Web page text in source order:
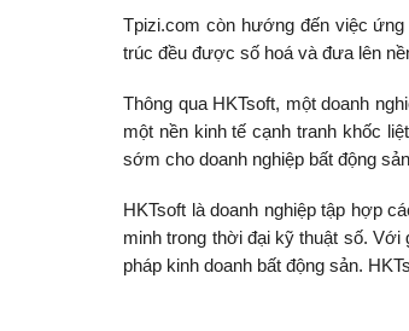
Tpizi.com còn hướng đến việc
trúc đều được số hoá và đưa lên
Thông qua HKTsoft, một doanh
một nền kinh tế cạnh tranh khốc
sớm cho doanh nghiệp bất động
HKTsoft là doanh nghiệp tập hợp
minh trong thời đại kỹ thuật số. Với
pháp kinh doanh bất động sản.